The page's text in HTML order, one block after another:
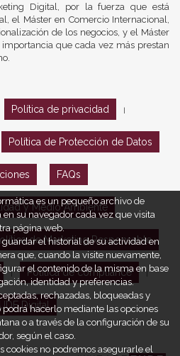
Digital, por la fuerza que está
el Máster en Comercio Internacional,
de los negocios, y el Máster
que cada vez más prestan
Política de privacidad
Política de Protección de Datos
FAQs
y Medio Ambiente
de Marketing Responsable
| Política de compliance |
Digital
es un pequeño archivo de
su navegador cada vez que visita
página web.
el historial de su actividad en
que, cuando la visite nuevamente,
el contenido de la misma en base
identidad y preferencias.
rechazadas, bloqueadas y
podrá hacerlo mediante las opciones
o a través de la configuración de su
según el caso.
cookies no podremos asegurarle el